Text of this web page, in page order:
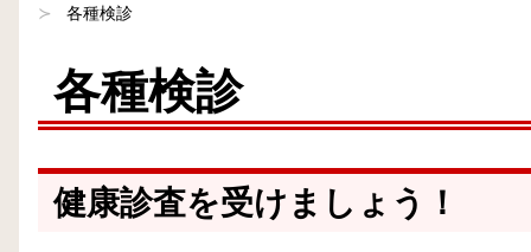
各種検診
各種検診
健康診査を受けましょう！